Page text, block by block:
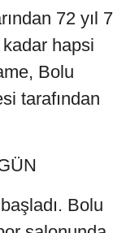
72 yıl 7
hapsi
Bolu
tarafından
Bolu